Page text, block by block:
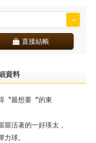
直接結帳
資料
最想要〞的東
活著的一好瑛太，
球。